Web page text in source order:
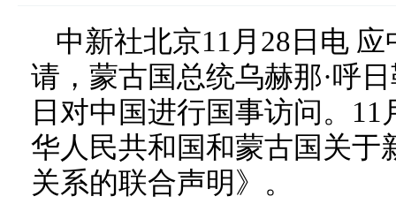
中新社北京11月28日电
请，蒙古国总统乌赫那·呼
日对中国进行国事访问。
华人民共和国和蒙古国关于
关系的联合声明》。